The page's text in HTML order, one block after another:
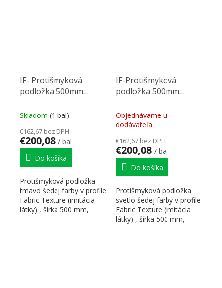
IF- Protišmyková
podložka 500mm
Texture tmavo šedá
Skladom (1 bal)
€162,67 bez DPH
€200,08 / bal
Do košíka
Protišmyková podložka
tmavo šedej farby v profile
Fabric Texture (imitácia
látky) , šírka 500 mm,
IF-Protišmyková
podložka 500mm
Texture svetlosivá
Objednávame u
dodávateľa
€162,67 bez DPH
€200,08 / bal
Do košíka
Protišmyková podložka
svetlo šedej farby v profile
Fabric Texture (imitácia
látky) , šírka 500 mm,
dĺžka 20m. Predáva...